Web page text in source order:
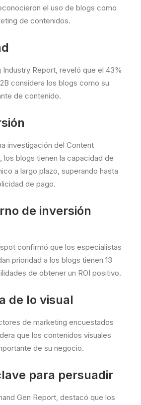
el uso de blogs como
de contenidos.
Industry Report, reveló que el 43%
considera los blogs como su
de contenido.
investigación del Content
los blogs tienen la capacidad de
a largo plazo, superando hasta
de pago.
de inversión
confirmó que los especialistas
prioridad a los blogs tienen 13
de obtener un ROI positivo.
de lo visual
de marketing encuestados
que los contenidos visuales
de su negocio.
para persuadir
Gen Report, destacó que los